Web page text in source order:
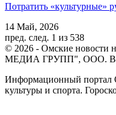
Потратить «культурные»
14 Май, 2026
пред. след. 1 из 538
© 2026 - Омские
МЕДИА ГРУПП", ООО.
Информационный портал
культуры и спорта.